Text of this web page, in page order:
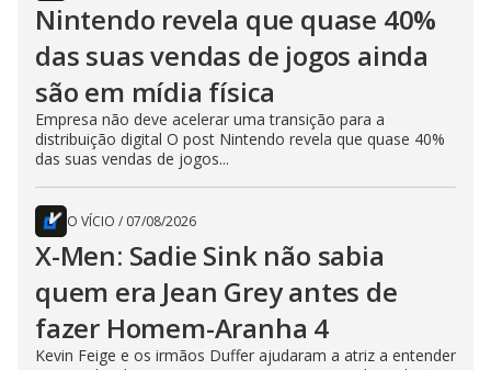
Nintendo revela que quase 40%
das suas vendas de jogos ainda
são em mídia física
Empresa não deve acelerar uma transição para a
distribuição digital O post Nintendo revela que quase 40%
das suas vendas de jogos...
O VÍCIO / 07/08/2026
X-Men: Sadie Sink não sabia
quem era Jean Grey antes de
fazer Homem-Aranha 4
Kevin Feige e os irmãos Duffer ajudaram a atriz a entender